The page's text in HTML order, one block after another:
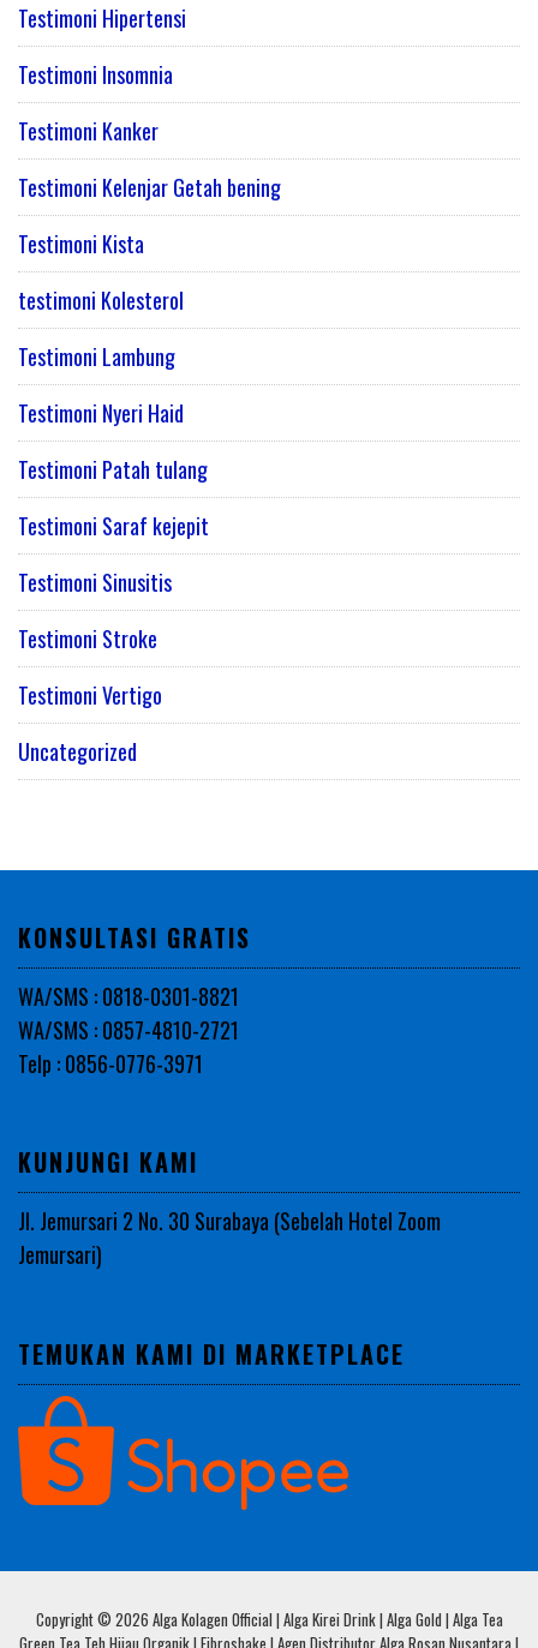
Testimoni Hipertensi
Testimoni Insomnia
Testimoni Kanker
Testimoni Kelenjar Getah bening
Testimoni Kista
testimoni Kolesterol
Testimoni Lambung
Testimoni Nyeri Haid
Testimoni Patah tulang
Testimoni Saraf kejepit
Testimoni Sinusitis
Testimoni Stroke
Testimoni Vertigo
Uncategorized
KONSULTASI GRATIS
WA/SMS : 0818-0301-8821
WA/SMS : 0857-4810-2721
Telp : 0856-0776-3971
KUNJUNGI KAMI
Jl. Jemursari 2 No. 30 Surabaya (Sebelah Hotel Zoom
Jemursari)
TEMUKAN KAMI DI MARKETPLACE
Copyright © 2026 Alga Kolagen Official | Alga Kirei Drink | Alga Gold | Alga Tea
Green Tea Teh Hijau Organik | Fibroshake | Agen Distributor Alga Rosan Nusantara |